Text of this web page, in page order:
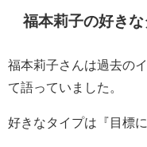
福本莉子の好きな
福本莉子さんは過去の
て語っていました。
好きなタイプは 『目標